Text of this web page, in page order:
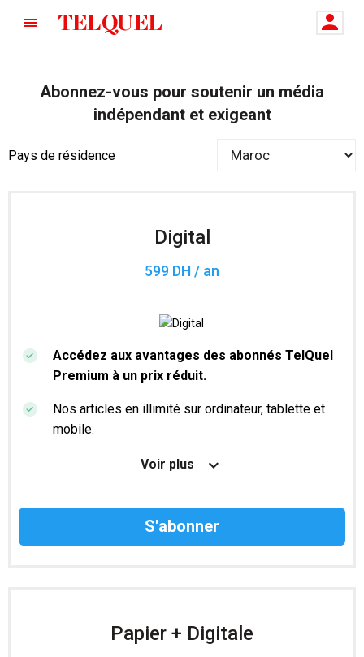
Abonnez-vous pour soutenir un média
indépendant et exigeant
Pays de résidence
Digital
599 DH / an
Accédez aux avantages des abonnés TelQuel
Premium à un prix réduit.
Nos articles en illimité sur ordinateur, tablette et
mobile.
Le magazine TelQuel en numérique avant la sortie
Des informations confidentielles résérvées aux
Voir plus
Papier + Digitale